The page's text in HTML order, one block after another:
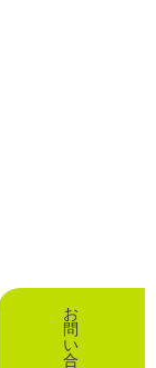
お
問
い
合